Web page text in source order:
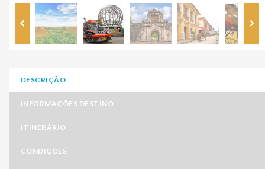
DESCRIÇÃO
INFORMAÇÕES DESTINO
ITINERÁRIO
CONDIÇÕES